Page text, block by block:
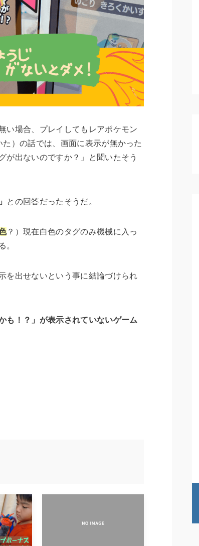
い場合、プレイしてもレアポケモン
）の話では、画面に表示が無かった
が出ないのですか？」と聞いたそう
との回答だったそうだ。
？）現在白色のタグのみ機械に入っ
。
を出せないという事に結論づけられ
も！？」が表示されていないゲーム